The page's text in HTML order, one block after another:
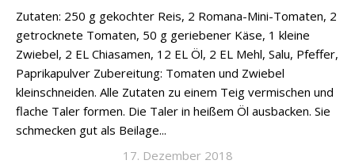
Zutaten: 250 g gekochter Reis, 2 Romana-Mini-Tomaten, 2
getrocknete Tomaten, 50 g geriebener Käse, 1 kleine
Zwiebel, 2 EL Chiasamen, 12 EL Öl, 2 EL Mehl, Salu, Pfeffer,
Paprikapulver Zubereitung: Tomaten und Zwiebel
kleinschneiden. Alle Zutaten zu einem Teig vermischen und
flache Taler formen. Die Taler in heißem Öl ausbacken. Sie
schmecken gut als Beilage...
17. Dezember 2018